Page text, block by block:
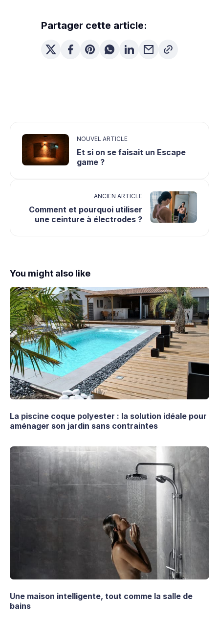
Partager cette article:
NOUVEL ARTICLE
Et si on se faisait un Escape
game ?
ANCIEN ARTICLE
Comment et pourquoi utiliser
une ceinture à électrodes ?
You might also like
La piscine coque polyester : la solution idéale pour
aménager son jardin sans contraintes
Une maison intelligente, tout comme la salle de
bains